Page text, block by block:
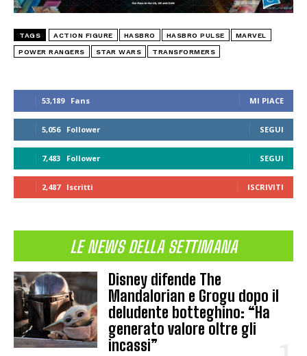
53,189 Fans MI PIACE
5,056 Follower SEGUI
7,483 Follower SEGUI
2,487 Iscritti ISCRIVITI
LE NEWS DELLA SETTIMANA
Disney difende The
Mandalorian e Grogu dopo il
deludente botteghino: “Ha
generato valore oltre gli
incassi”
TAGS ACTION FIGURE HASBRO HASBRO PULSE MARVEL
POWER RANGERS STAR WARS TRANSFORMERS